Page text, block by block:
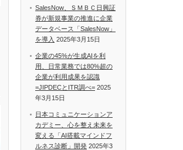
SalesNow、ＳＭＢＣ日興証
券が新規事業の推進に企業
データベース「SalesNow」
を導入 2025年3月15日
企業の45%が生成AIを利
用、日常業務では80%超の
企業が利用成果を認識
=JIPDECとITR調べ= 2025
年3月15日
日本コミュニケーションア
カデミー、心を整え未来を
変える「AI搭載マインドフ
ルネス診断」開発 2025年3